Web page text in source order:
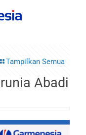
Tampilkan Semua
Abadi